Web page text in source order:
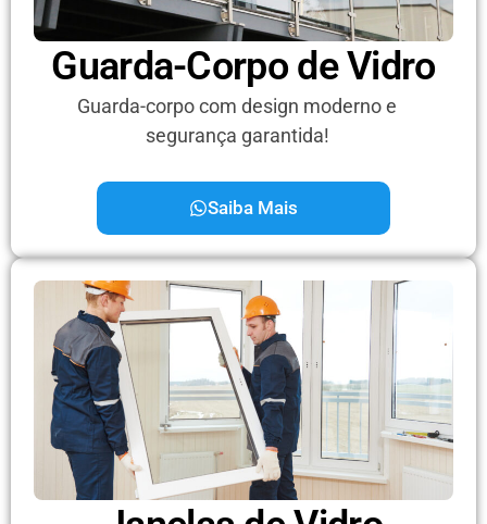
Guarda-Corpo de Vidro
Guarda-corpo com design moderno e
segurança garantida!
Saiba Mais